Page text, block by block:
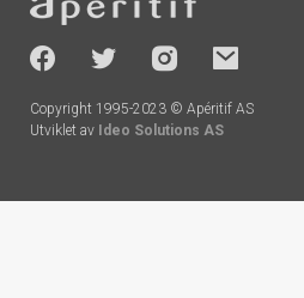
-
socials
Copyright 1995-2023 © Apéritif AS
Utviklet av Ideo Solutions AS